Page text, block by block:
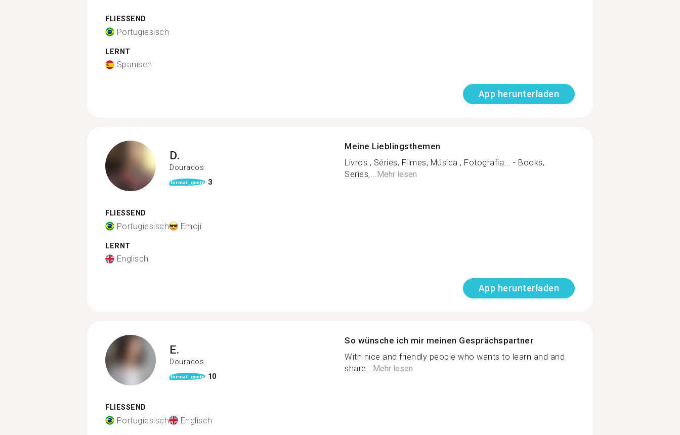
FLIESSEND
Portugiesisch
LERNT
Spanisch
App herunterladen
D.
Dourados
format_quote 3
FLIESSEND
Portugiesisch Emoji
LERNT
Englisch
Meine Lieblingsthemen
Livros , Séries, Filmes, Música , Fotografia... - Books,
Series,...Mehr lesen
App herunterladen
E.
Dourados
format_quote 10
FLIESSEND
Portugiesisch Englisch
So wünsche ich mir meinen Gesprächspartner
With nice and friendly people who wants to learn and and
share...Mehr lesen